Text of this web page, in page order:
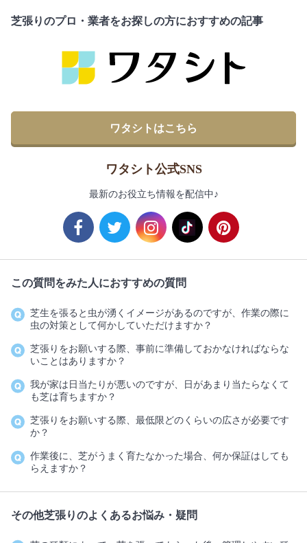
芝張りのプロ・業者をお探しの方におすすめの記事
ワタシトはこちら
ワタシト公式SNS
最新のお役立ち情報を配信中♪
この質問をみた人におすすめの質問
芝生を張ると虫が湧くイメージがあるのですが、作業の際に
虫の対策として何かしていただけますか？
芝張りをお願いする際、事前に準備しておかなければならな
いことはありますか？
我が家は日当たりが悪いのですが、日があまり当たらなくて
も芝は育ちますか？
芝張りをお願いする際、最低限どのくらいの広さが必要です
か？
作業後に、芝がうまく育たなかった場合、何か保証はしても
らえますか？
その他芝張りのよくあるお悩み・疑問